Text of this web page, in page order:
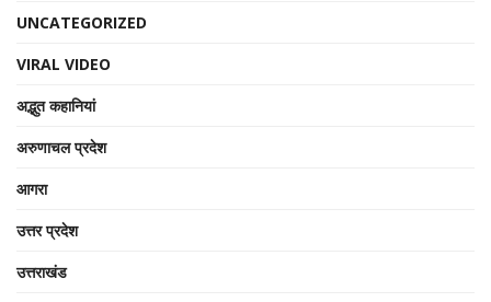
UNCATEGORIZED
VIRAL VIDEO
अद्भुत कहानियां
अरुणाचल प्रदेश
आगरा
उत्तर प्रदेश
उत्तराखंड